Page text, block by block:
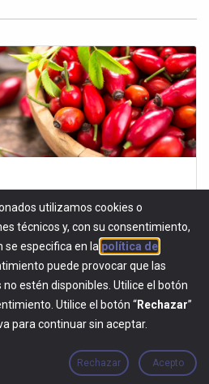
al contenido en vitamina C y, su
animal. El escaramujo es el pseudof...
utilizamos cookies o
técnicos y, con su consentimiento,
se especifica en la política de
puede provocar que las
estén disponibles. Utilice el botón
Utilice el botón “Rechazar”
para continuar sin aceptar.
Rechazar Acepto